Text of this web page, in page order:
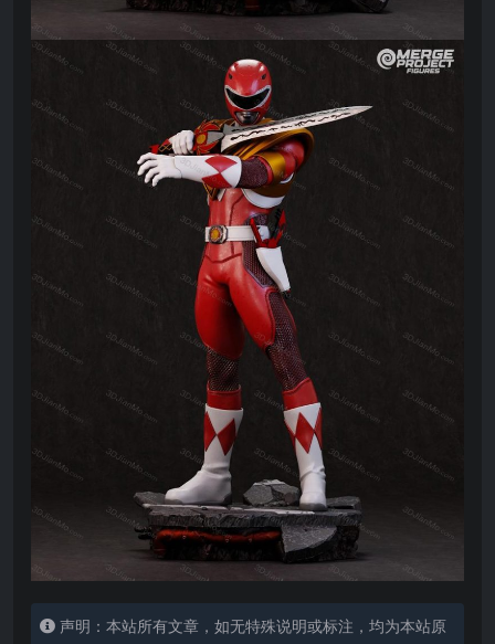
声明：本站所有文章，如无特殊说明或标注，均为本站原